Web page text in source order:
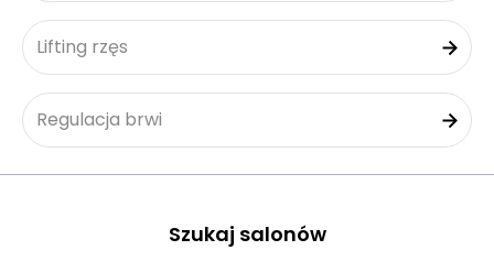
Lifting rzęs
Regulacja brwi
Szukaj salonów